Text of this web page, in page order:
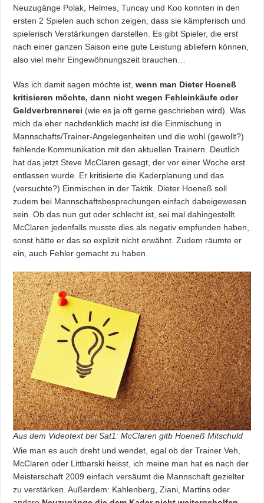
Neuzugänge Polak, Helmes, Tuncay und Koo konnten in den
ersten 2 Spielen auch schon zeigen, dass sie kämpferisch und
spielerisch Verstärkungen darstellen. Es gibt Spieler, die erst
nach einer ganzen Saison eine gute Leistung abliefern können,
also viel mehr Eingewöhnungszeit brauchen…
Was ich damit sagen möchte ist,wenn man Dieter Hoeneß
kritisieren möchte, dann nicht wegen Fehleinkäufe oder
Geldverbrennerei (wie es ja oft gerne geschrieben wird). Was
mich da eher nachdenklich macht ist die Einmischung in
Mannschafts/Trainer-Angelegenheiten und die wohl (gewollt?)
fehlende Kommunikation mit den aktuellen Trainern. Deutlich
hat das jetzt Steve McClaren gesagt, der vor einer Woche erst
entlassen wurde. Er kritisierte die Kaderplanung und das
(versuchte?) Einmischen in der Taktik. Dieter Hoeneß soll
zudem bei Mannschaftsbesprechungen einfach dabeigewesen
sein. Ob das nun gut oder schlecht ist, sei mal dahingestellt.
McClaren jedenfalls musste dies als negativ empfunden haben,
sonst hätte er das so explizit nicht erwähnt. Zudem räumte er
ein, auch Fehler gemacht zu haben.
Aus dem Videotext bei Sat1: McClaren gitb Hoeneß Mitschuld
Wie man es auch dreht und wendet, egal ob der Trainer Veh,
McClaren oder Littbarski heisst, ich meine man hat es nach der
Meisterschaft 2009 einfach versäumt die Mannschaft gezielter
zu verstärken. Außerdem: Kahlenberg, Ziani, Martins oder